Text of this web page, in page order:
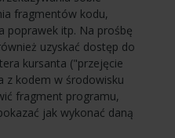
fragmentów kodu,
poprawek itp. Na prośbę
uzyskać dostęp do
kursanta ("przejęcie
z kodem w środowisku
fragment programu,
jak wykonać daną